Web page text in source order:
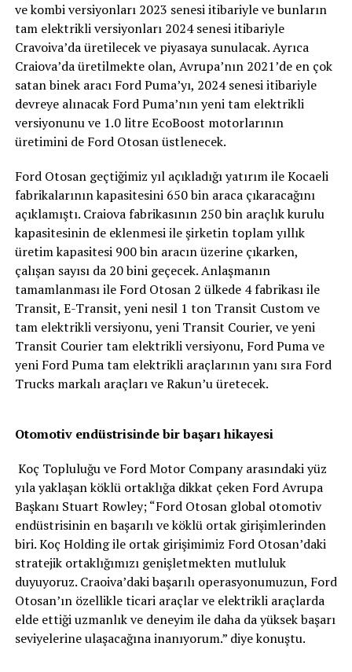
ve kombi versiyonları 2023 senesi itibariyle ve bunların
tam elektrikli versiyonları 2024 senesi itibariyle
Cravoiva’da üretilecek ve piyasaya sunulacak. Ayrıca
Craiova’da üretilmekte olan, Avrupa’nın 2021’de en çok
satan binek aracı Ford Puma’yı, 2024 senesi itibariyle
devreye alınacak Ford Puma’nın yeni tam elektrikli
versiyonunu ve 1.0 litre EcoBoost motorlarının
üretimini de Ford Otosan üstlenecek.
Ford Otosan geçtiğimiz yıl açıkladığı yatırım ile Kocaeli
fabrikalarının kapasitesini 650 bin araca çıkaracağını
açıklamıştı. Craiova fabrikasının 250 bin araçlık kurulu
kapasitesinin de eklenmesi ile şirketin toplam yıllık
üretim kapasitesi 900 bin aracın üzerine çıkarken,
çalışan sayısı da 20 bini geçecek. Anlaşmanın
tamamlanması ile Ford Otosan 2 ülkede 4 fabrikası ile
Transit, E-Transit, yeni nesil 1 ton Transit Custom ve
tam elektrikli versiyonu, yeni Transit Courier, ve yeni
Transit Courier tam elektrikli versiyonu, Ford Puma ve
yeni Ford Puma tam elektrikli araçlarının yanı sıra Ford
Trucks markalı araçları ve Rakun’u üretecek.
Otomotiv endüstrisinde bir başarı hikayesi
Koç Topluluğu ve Ford Motor Company arasındaki yüz
yıla yaklaşan köklü ortaklığa dikkat çeken Ford Avrupa
Başkanı Stuart Rowley; “Ford Otosan global otomotiv
endüstrisinin en başarılı ve köklü ortak girişimlerinden
biri. Koç Holding ile ortak girişimimiz Ford Otosan’daki
stratejik ortaklığımızı genişletmekten mutluluk
duyuyoruz. Craoiva’daki başarılı operasyonumuzun, Ford
Otosan’ın özellikle ticari araçlar ve elektrikli araçlarda
elde ettiği uzmanlık ve deneyim ile daha da yüksek başarı
seviyelerine ulaşacağına inanıyorum.” diye konuştu.